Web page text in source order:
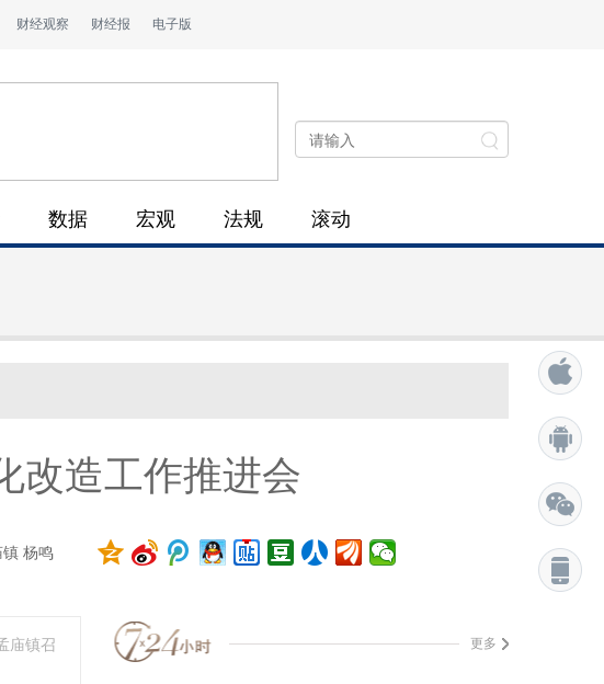
财经观察 财经报 电子版
数据 宏观 法规 滚动
改造工作推进会
杨鸣
庙镇召
更多